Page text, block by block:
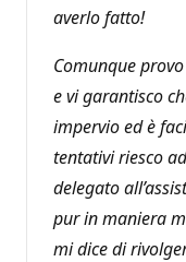
averlo fatto!
Comunque
e vi garantisco
impervio ed è
tentativi riesco
delegato
pur in maniera
mi dice di